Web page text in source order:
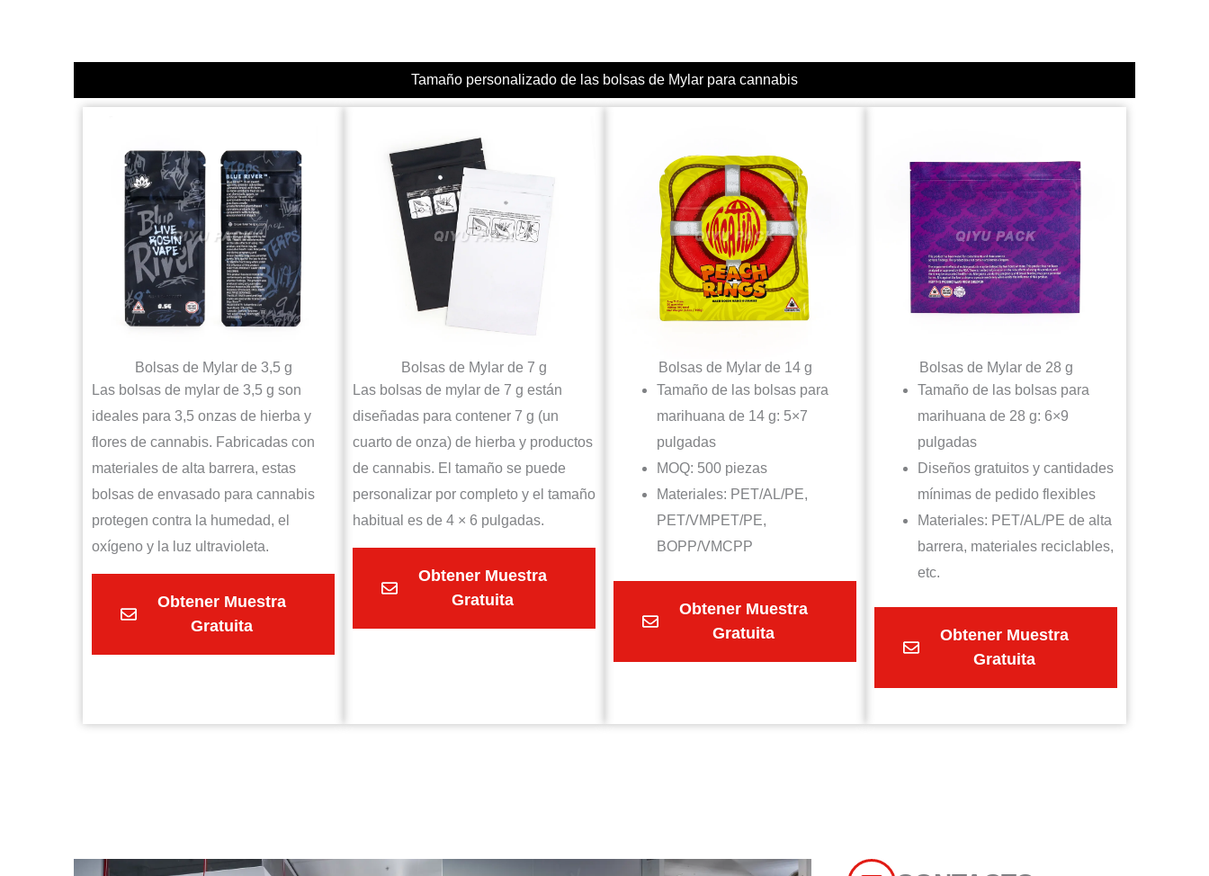
Tamaño personalizado de las bolsas de Mylar para cannabis
Bolsas de Mylar de 3,5 g
Las bolsas de mylar de 3,5 g son
ideales para 3,5 onzas de hierba y
flores de cannabis. Fabricadas con
materiales de alta barrera, estas
bolsas de envasado para cannabis
protegen contra la humedad, el
oxígeno y la luz ultravioleta.
Obtener Muestra
Gratuita
Bolsas de Mylar de 7 g
Las bolsas de mylar de 7 g están
diseñadas para contener 7 g (un
cuarto de onza) de hierba y productos
de cannabis. El tamaño se puede
personalizar por completo y el tamaño
habitual es de 4 × 6 pulgadas.
Obtener Muestra
Gratuita
Bolsas de Mylar de 14 g
Tamaño de las bolsas para
marihuana de 14 g: 5×7
pulgadas
MOQ: 500 piezas
Materiales: PET/AL/PE,
PET/VMPET/PE,
BOPP/VMCPP
Obtener Muestra
Gratuita
Bolsas de Mylar de 28 g
Tamaño de las bolsas para
marihuana de 28 g: 6×9
pulgadas
Diseños gratuitos y cantidades
mínimas de pedido flexibles
Materiales: PET/AL/PE de alta
barrera, materiales reciclables,
etc.
Obtener Muestra
Gratuita